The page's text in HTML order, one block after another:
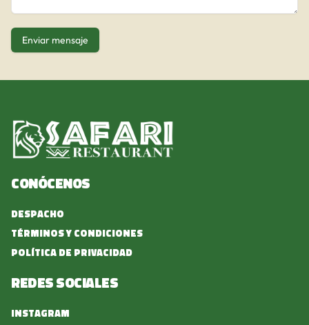
Enviar mensaje
Conócenos
Despacho
Términos y condiciones
Política de privacidad
Redes sociales
Instagram